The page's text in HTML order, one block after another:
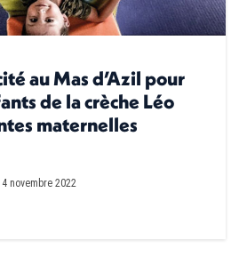
au Mas d’Azil pour
de la crèche Léo
maternelles
novembre 2022